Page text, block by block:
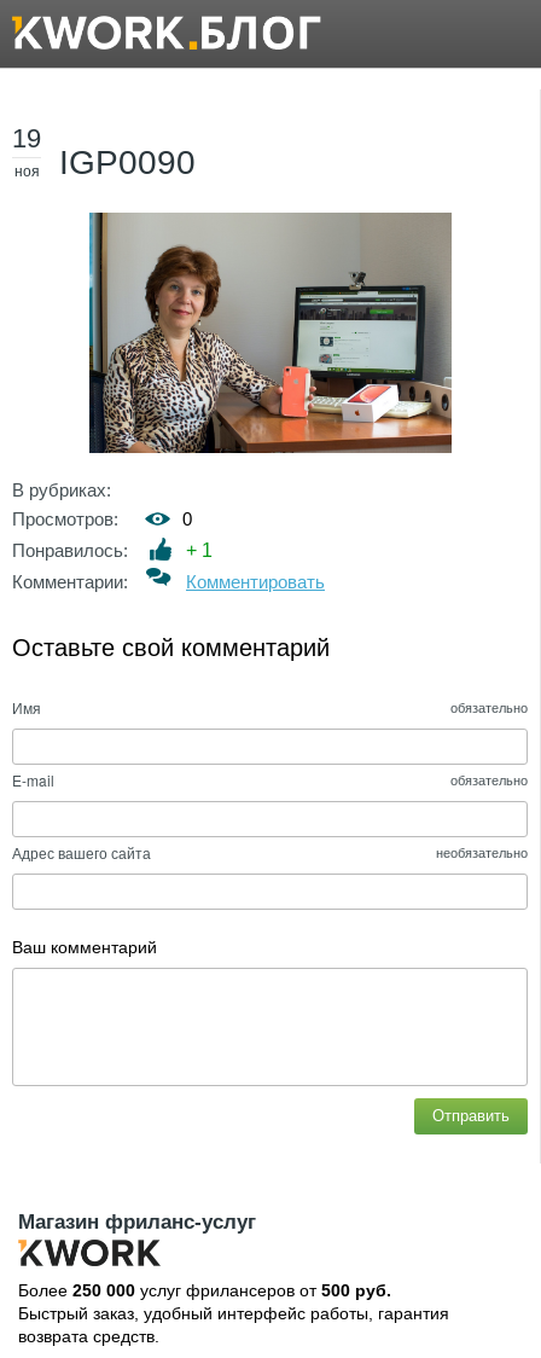
19
ноя IGP0090
В рубриках:
Просмотров:
0
Понравилось:
+ 1
Комментарии:
Комментировать
Оставьте свой комментарий
Имя обязательно
E-mail обязательно
Адрес вашего сайта необязательно
Ваш комментарий
Отправить
Магазин фриланс-услуг
Более 250 000 услуг фрилансеров от500 руб.
Быстрый заказ, удобный интерфейс работы, гарантия
возврата средств.